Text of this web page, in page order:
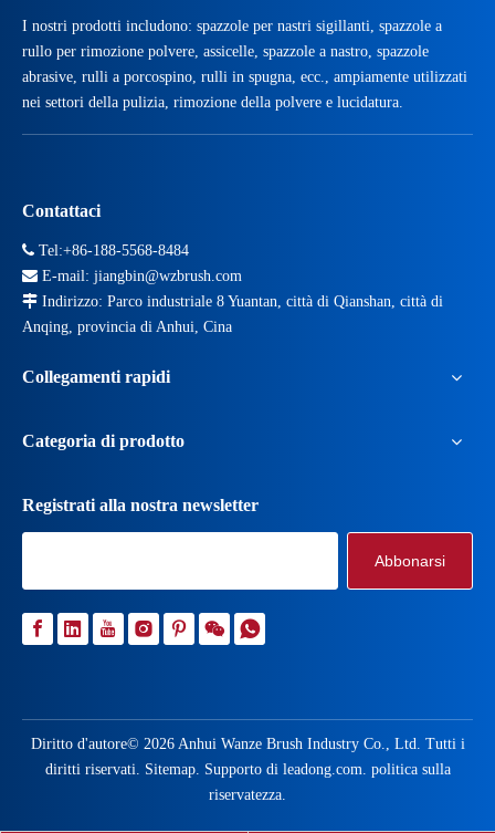
I nostri prodotti includono: spazzole per nastri sigillanti, spazzole a
rullo per rimozione polvere, assicelle, spazzole a nastro, spazzole
abrasive, rulli a porcospino, rulli in spugna, ecc., ampiamente utilizzati
nei settori della pulizia, rimozione della polvere e lucidatura.
Contattaci
 Tel:+86-188-5568-8484
 E-mail: jiangbin@wzbrush.com
 Indirizzo: Parco industriale 8 Yuantan, città di Qianshan, città di
Anqing, provincia di Anhui, Cina
Collegamenti rapidi
Categoria di prodotto
Registrati alla nostra newsletter
Abbonarsi
Diritto d'autore© 2026Anhui Wanze Brush Industry Co., Ltd. Tutti i
diritti riservati. Sitemap. Supporto di leadong.com. politica sulla
riservatezza.